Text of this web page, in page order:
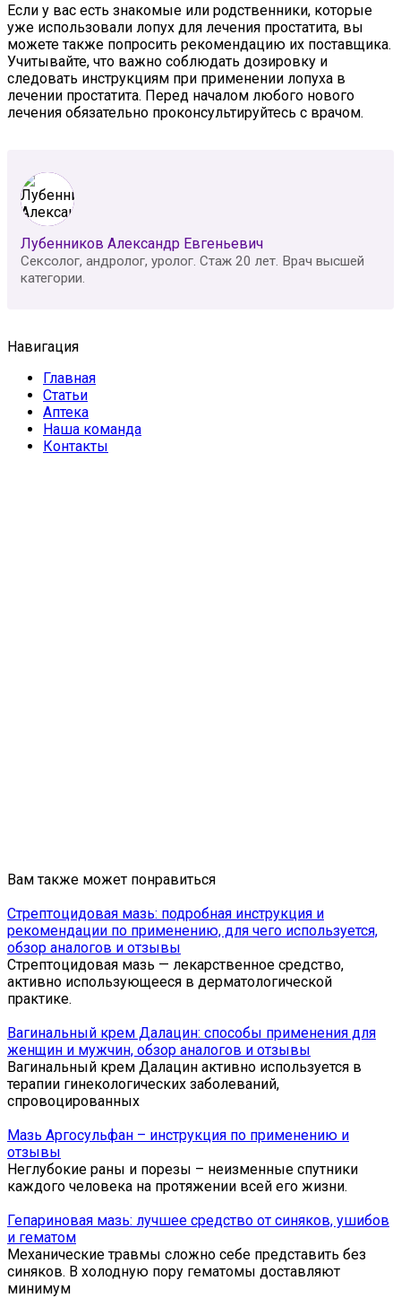
Если у вас есть знакомые или родственники, которые
уже использовали лопух для лечения простатита, вы
можете также попросить рекомендацию их поставщика.
Учитывайте, что важно соблюдать дозировку и
следовать инструкциям при применении лопуха в
лечении простатита. Перед началом любого нового
лечения обязательно проконсультируйтесь с врачом.
Лубенников Александр Евгеньевич
Сексолог, андролог, уролог. Стаж 20 лет. Врач высшей
категории.
Навигация
Главная
Статьи
Аптека
Наша команда
Контакты
Вам также может понравиться
Стрептоцидовая мазь: подробная инструкция и
рекомендации по применению, для чего используется,
обзор аналогов и отзывы
Стрептоцидовая мазь — лекарственное средство,
активно использующееся в дерматологической
практике.
Вагинальный крем Далацин: способы применения для
женщин и мужчин, обзор аналогов и отзывы
Вагинальный крем Далацин активно используется в
терапии гинекологических заболеваний,
спровоцированных
Мазь Аргосульфан – инструкция по применению и
отзывы
Неглубокие раны и порезы – неизменные спутники
каждого человека на протяжении всей его жизни.
Гепариновая мазь: лучшее средство от синяков, ушибов
и гематом
Механические травмы сложно себе представить без
синяков. В холодную пору гематомы доставляют
минимум